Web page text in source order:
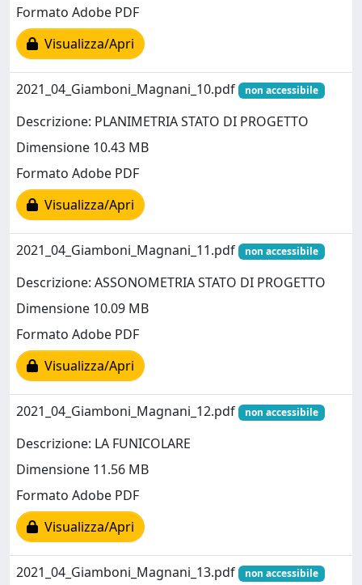
Formato Adobe PDF
Visualizza/Apri
2021_04_Giamboni_Magnani_10.pdf non accessibile
Descrizione: PLANIMETRIA STATO DI PROGETTO
Dimensione 10.43 MB
Formato Adobe PDF
Visualizza/Apri
2021_04_Giamboni_Magnani_11.pdf non accessibile
Descrizione: ASSONOMETRIA STATO DI PROGETTO
Dimensione 10.09 MB
Formato Adobe PDF
Visualizza/Apri
2021_04_Giamboni_Magnani_12.pdf non accessibile
Descrizione: LA FUNICOLARE
Dimensione 11.56 MB
Formato Adobe PDF
Visualizza/Apri
2021_04_Giamboni_Magnani_13.pdf non accessibile